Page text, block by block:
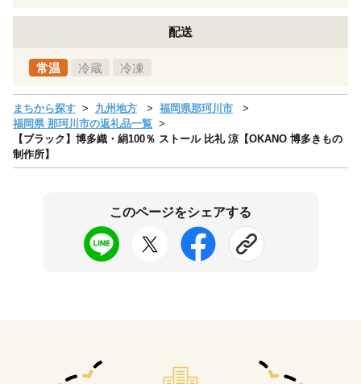
配送
常温 冷蔵 冷凍
まちから探す 九州地方
福岡県那珂川市
福岡県 那珂川市の返礼品一覧
【ブラック】博多織・絹100％ ストール 比礼 涼【OKANO 博多きもの
制作所】
このページをシェアする